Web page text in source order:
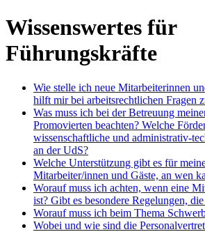
Wissenswertes für
Führungskräfte
Wie stelle ich neue Mitarbeiterinnen
hilft mir bei arbeitsrechtlichen Fragen
Was muss ich bei der Betreuung
Promovierten beachten? Welche
wissenschaftliche und administrativ-
an der UdS?
Welche Unterstützung gibt es für
Mitarbeiter/innen und Gäste, an wen
Worauf muss ich achten, wenn eine
ist? Gibt es besondere Regelungen,
Worauf muss ich beim Thema
Wobei und wie sind die